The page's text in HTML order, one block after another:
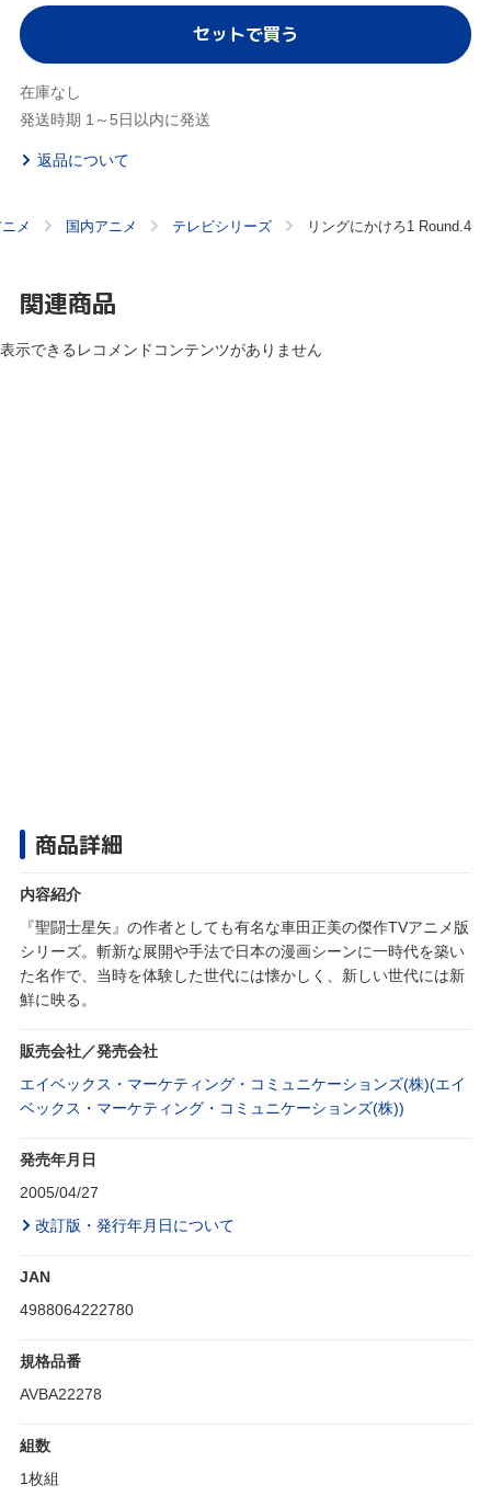
セットで買う
在庫なし
発送時期 1～5日以内に発送
返品について
メ 国内アニメ テレビシリーズ リングにかけろ1 Round.4
関連商品
表示できるレコメンドコンテンツがありません
商品詳細
内容紹介
『聖闘士星矢』の作者としても有名な車田正美の傑作TVアニメ版
シリーズ。斬新な展開や手法で日本の漫画シーンに一時代を築い
た名作で、当時を体験した世代には懐かしく、新しい世代には新
鮮に映る。
販売会社／発売会社
エイベックス・マーケティング・コミュニケーションズ(株)(エイ
ベックス・マーケティング・コミュニケーションズ(株))
発売年月日
2005/04/27
改訂版・発行年月日について
JAN
4988064222780
規格品番
AVBA22278
組数
1枚組